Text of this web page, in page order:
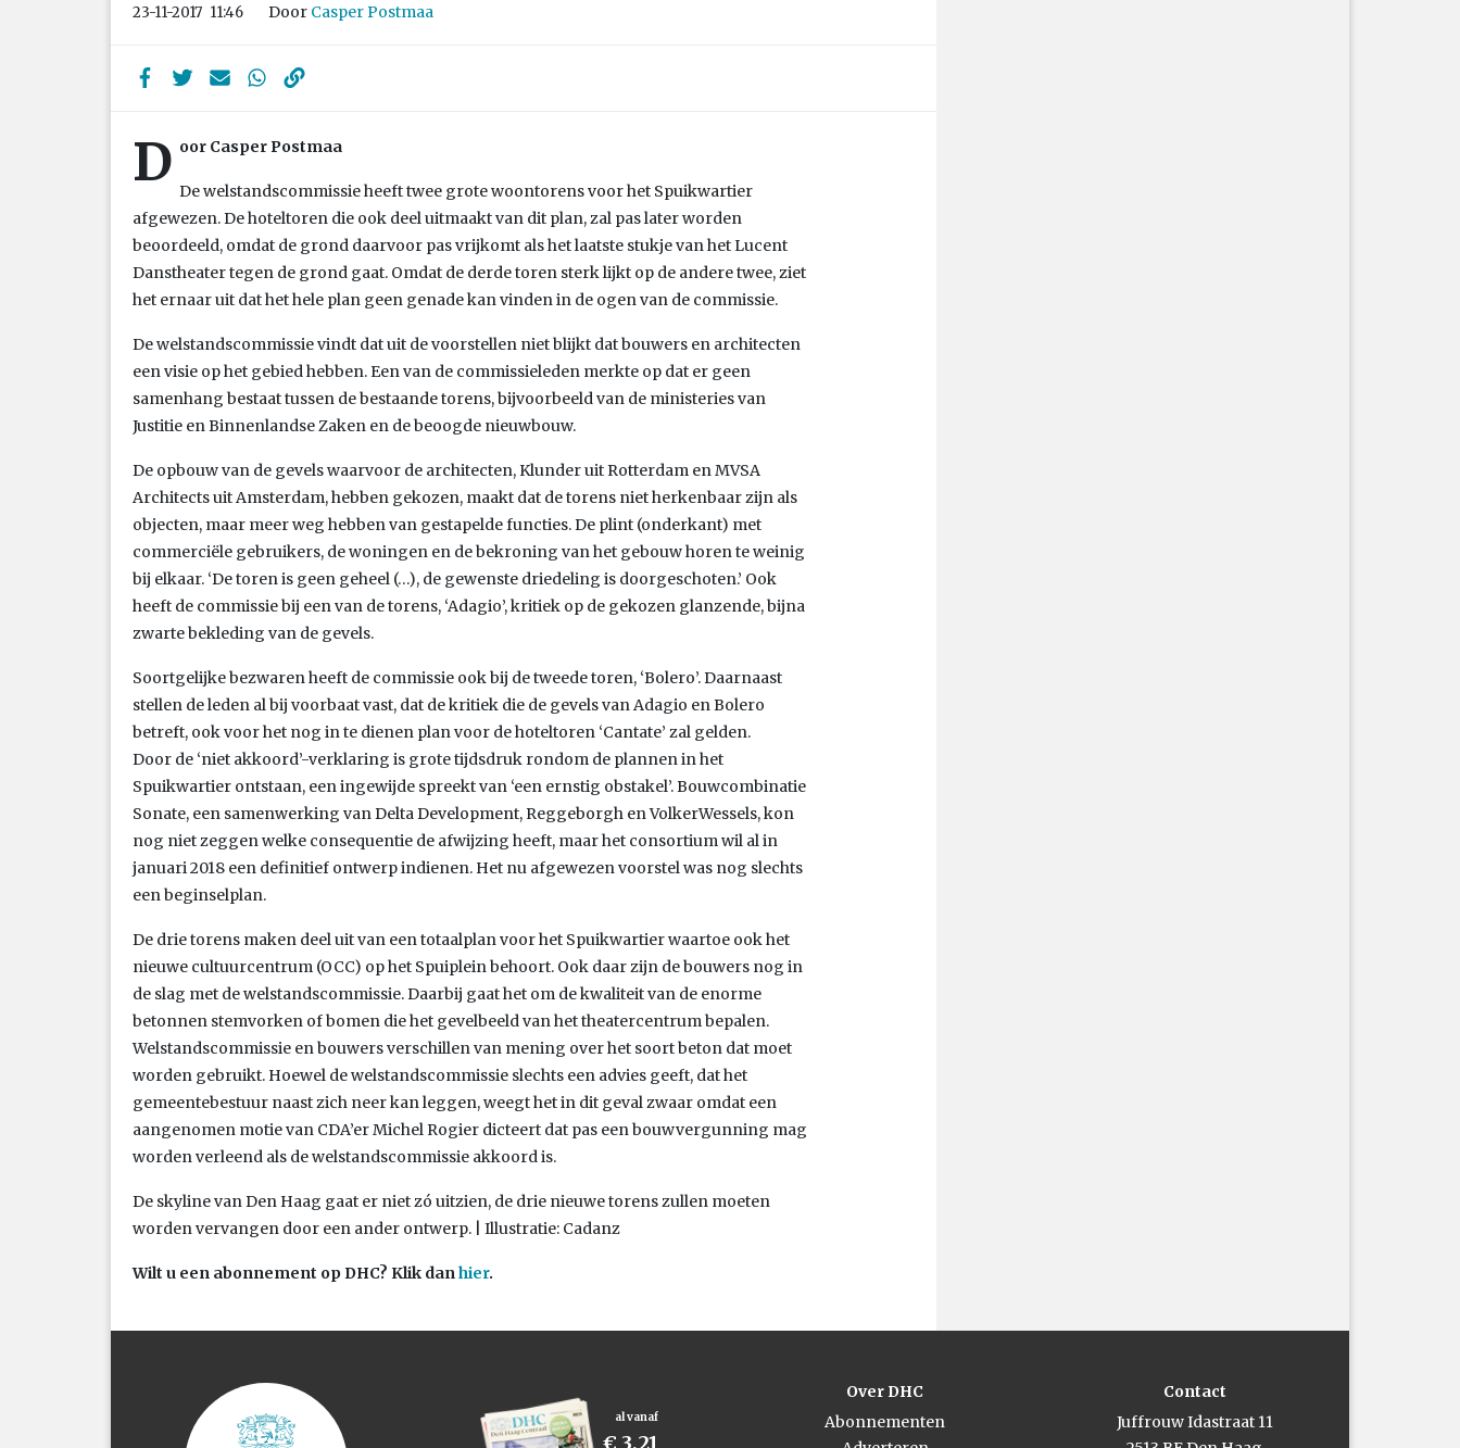
23-11-2017 11:46 Door Casper Postmaa
D oor Casper Postmaa
De welstandscommissie heeft twee grote woontorens voor het Spuikwartier
afgewezen. De hoteltoren die ook deel uitmaakt van dit plan, zal pas later worden
beoordeeld, omdat de grond daarvoor pas vrijkomt als het laatste stukje van het Lucent
Danstheater tegen de grond gaat. Omdat de derde toren sterk lijkt op de andere twee, ziet
het ernaar uit dat het hele plan geen genade kan vinden in de ogen van de commissie.
De welstandscommissie vindt dat uit de voorstellen niet blijkt dat bouwers en architecten
een visie op het gebied hebben. Een van de commissieleden merkte op dat er geen
samenhang bestaat tussen de bestaande torens, bijvoorbeeld van de ministeries van
Justitie en Binnenlandse Zaken en de beoogde nieuwbouw.
De opbouw van de gevels waarvoor de architecten, Klunder uit Rotterdam en MVSA
Architects uit Amsterdam, hebben gekozen, maakt dat de torens niet herkenbaar zijn als
objecten, maar meer weg hebben van gestapelde functies. De plint (onderkant) met
commerciële gebruikers, de woningen en de bekroning van het gebouw horen te weinig
bij elkaar. ‘De toren is geen geheel (…), de gewenste driedeling is doorgeschoten.’ Ook
heeft de commissie bij een van de torens, ‘Adagio’, kritiek op de gekozen glanzende, bijna
zwarte bekleding van de gevels.
Soortgelijke bezwaren heeft de commissie ook bij de tweede toren, ‘Bolero’. Daarnaast
stellen de leden al bij voorbaat vast, dat de kritiek die de gevels van Adagio en Bolero
betreft, ook voor het nog in te dienen plan voor de hoteltoren ‘Cantate’ zal gelden.
Door de ‘niet akkoord’-verklaring is grote tijdsdruk rondom de plannen in het
Spuikwartier ontstaan, een ingewijde spreekt van ‘een ernstig obstakel’. Bouwcombinatie
Sonate, een samenwerking van Delta Development, Reggeborgh en VolkerWessels, kon
nog niet zeggen welke consequentie de afwijzing heeft, maar het consortium wil al in
januari 2018 een definitief ontwerp indienen. Het nu afgewezen voorstel was nog slechts
een beginselplan.
De drie torens maken deel uit van een totaalplan voor het Spuikwartier waartoe ook het
nieuwe cultuurcentrum (OCC) op het Spuiplein behoort. Ook daar zijn de bouwers nog in
de slag met de welstandscommissie. Daarbij gaat het om de kwaliteit van de enorme
betonnen stemvorken of bomen die het gevelbeeld van het theatercentrum bepalen.
Welstandscommissie en bouwers verschillen van mening over het soort beton dat moet
worden gebruikt. Hoewel de welstandscommissie slechts een advies geeft, dat het
gemeentebestuur naast zich neer kan leggen, weegt het in dit geval zwaar omdat een
aangenomen motie van CDA’er Michel Rogier dicteert dat pas een bouwvergunning mag
worden verleend als de welstandscommissie akkoord is.
De skyline van Den Haag gaat er niet zó uitzien, de drie nieuwe torens zullen moeten
worden vervangen door een ander ontwerp. | Illustratie: Cadanz
Wilt u een abonnement op DHC? Klik dan hier.
al vanaf
€ 3,21
Over DHC
Abonnementen
Contact
Juffrouw Idastraat 11